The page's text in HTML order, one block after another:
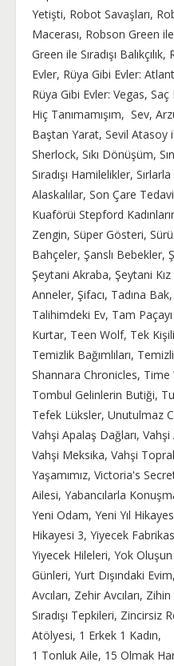
Yetişti, Robot Savaşları,
Macerası, Robson Green
Green ile Sıradışı
Evler, Rüya Gibi Evler:
Rüya Gibi Evler: Vegas,
Hiç Tanımamışım, Sev,
Baştan Yarat, Sevil Atasoy
Sherlock, Sıkı Dönüşüm,
Sıradışı Hamilelikler,
Alaskalılar, Son Çare
Kuaförüi Stepford
Zengin, Süper Gösteri,
Bahçeler, Şanslı Bebekler,
Şeytani Akraba, Şeytani
Anneler, Şifacı, Tadına Bak,
Talihimdeki Ev, Tam
Kurtar, Teen Wolf, Tek
Temizlik Bağımlıları,
Shannara Chronicles,
Tombul Gelinlerin Butiği,
Tefek Lüksler, Unutulmaz
Vahşi Apalaş Dağları,
Vahşi Meksika, Vahşi
Yaşamımız, Victoria's
Ailesi, Yabancılarla
Yeni Odam, Yeni Yıl
Hikayesi 3, Yiyecek
Yiyecek Hileleri, Yok Oluşun
Günleri, Yurt Dışındaki
Avcıları, Zehir Avcıları,
Sıradışı Tepkileri, Zincirsiz
Atölyesi, 1 Erkek 1 Kadın,
1 Tonluk Aile, 15 Olmak